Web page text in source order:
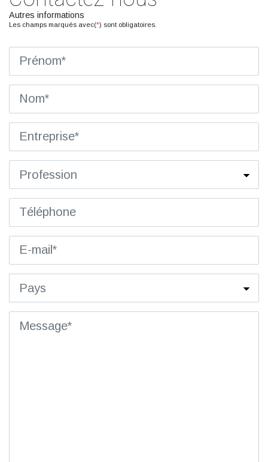
Autres informations
Les champs marqués avec(*) sont obligatoires.